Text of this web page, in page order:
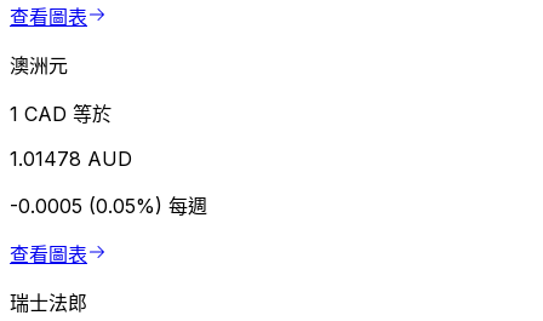
查看圖表
澳洲元
1 CAD 等於
1.01478 AUD
-0.0005 (0.05%) 每週
查看圖表
瑞士法郎